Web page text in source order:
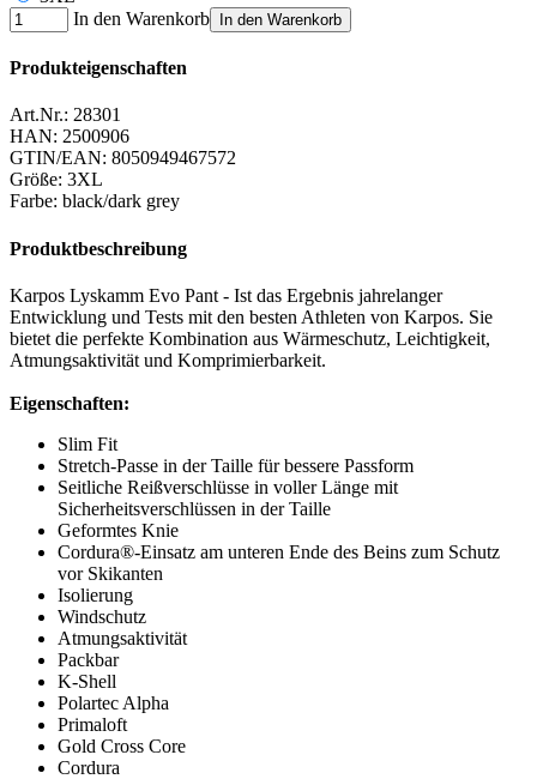
In den Warenkorb
In den Warenkorb
Produkteigenschaften
Art.Nr.: 28301
HAN: 2500906
GTIN/EAN: 8050949467572
Größe: 3XL
Farbe: black/dark grey
Produktbeschreibung
Karpos Lyskamm Evo Pant - Ist das Ergebnis jahrelanger
Entwicklung und Tests mit den besten Athleten von Karpos. Sie
bietet die perfekte Kombination aus Wärmeschutz, Leichtigkeit,
Atmungsaktivität und Komprimierbarkeit.
Eigenschaften:
Slim Fit
Stretch-Passe in der Taille für bessere Passform
Seitliche Reißverschlüsse in voller Länge mit
Sicherheitsverschlüssen in der Taille
Geformtes Knie
Cordura®-Einsatz am unteren Ende des Beins zum Schutz
vor Skikanten
Isolierung
Windschutz
Atmungsaktivität
Packbar
K-Shell
Polartec Alpha
Primaloft
Gold Cross Core
Cordura